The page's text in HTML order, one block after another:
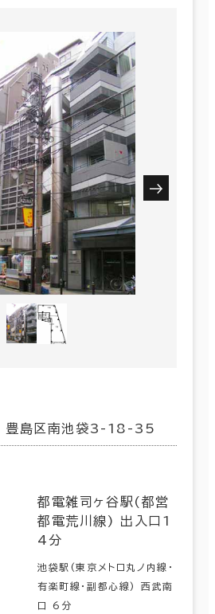
豊島区南池袋3-18-35
都電雑司ヶ谷駅(都営
都電荒川線) 出入口1
4分
池袋駅(東京メトロ丸ノ内線･
有楽町線･副都心線) 西武南
口 6分